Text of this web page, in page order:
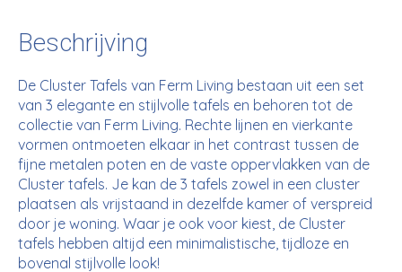
Beschrijving
De Cluster Tafels van Ferm Living bestaan uit een set
van 3 elegante en stijlvolle tafels en behoren tot de
collectie van Ferm Living. Rechte lijnen en vierkante
vormen ontmoeten elkaar in het contrast tussen de
fijne metalen poten en de vaste oppervlakken van de
Cluster tafels. Je kan de 3 tafels zowel in een cluster
plaatsen als vrijstaand in dezelfde kamer of verspreid
door je woning. Waar je ook voor kiest, de Cluster
tafels hebben altijd een minimalistische, tijdloze en
bovenal stijlvolle look!